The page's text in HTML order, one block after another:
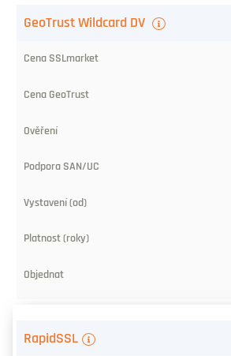
GeoTrust Wildcard DV
RapidSSL